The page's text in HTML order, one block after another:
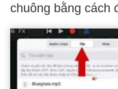
chuông bằng cách